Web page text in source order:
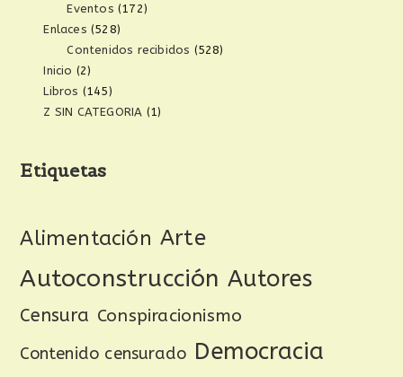
Eventos (172)
Enlaces (528)
Contenidos recibidos (528)
Inicio (2)
Libros (145)
Z SIN CATEGORIA (1)
Etiquetas
Alimentación Arte
Autoconstrucción Autores
Censura Conspiracionismo
Contenido censurado Democracia